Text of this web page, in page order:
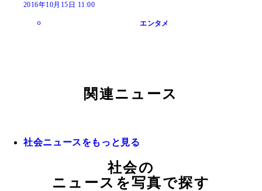
2016年10月15日 11:00
エンタメ
関連ニュース
社会ニュースをもっと見る
社会の
ニュースを写真で探す